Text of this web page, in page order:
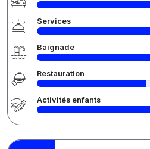
Services
Baignade
Restauration
Activités enfants